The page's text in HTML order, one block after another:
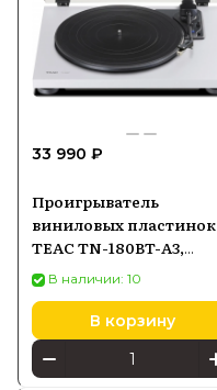
33 990 ₽
Проигрыватель
виниловых пластинок
TEAC TN-180BT-A3,
белый
В наличии: 10
В корзину